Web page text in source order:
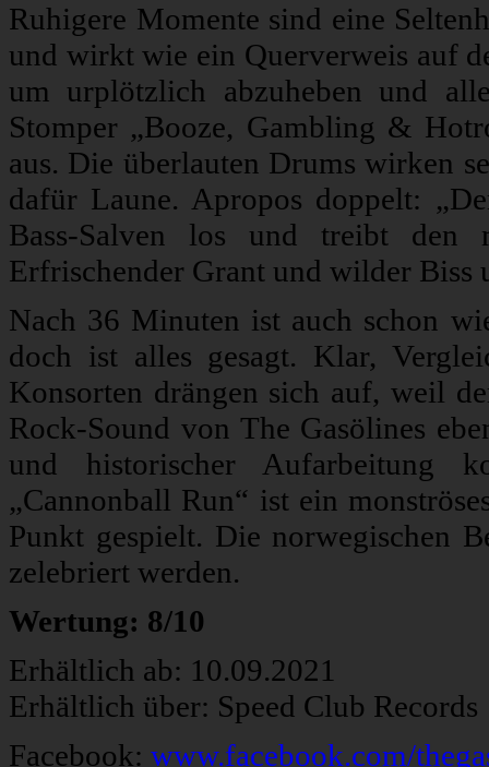
Ruhigere Momente sind eine
und wirkt wie ein Querverweis auf
um urplötzlich abzuheben und
Stomper „Booze, Gambling &
aus. Die überlauten Drums wirken
dafür Laune. Apropos doppelt:
Bass-Salven los und treibt den
Erfrischender Grant und wilder Biss
Nach 36 Minuten ist auch schon
doch ist alles gesagt. Klar,
Konsorten drängen sich auf, weil
Rock-Sound von The Gasölines
und historischer Aufarbeitung
„Cannonball Run“ ist ein
Punkt gespielt. Die norwegischen
zelebriert werden.
Wertung: 8/10
Erhältlich ab: 10.09.2021
Erhältlich über: Speed Club Records
Facebook: www.facebook.com/